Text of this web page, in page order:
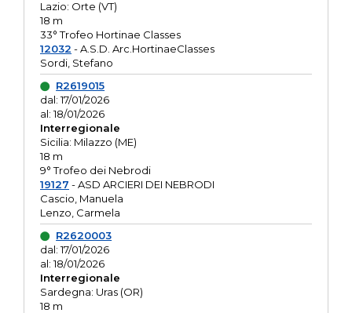
Lazio: Orte (VT)
18 m
33° Trofeo Hortinae Classes
12032 - A.S.D. Arc.HortinaeClasses
Sordi, Stefano
R2619015
dal: 17/01/2026
al: 18/01/2026
Interregionale
Sicilia: Milazzo (ME)
18 m
9° Trofeo dei Nebrodi
19127 - ASD ARCIERI DEI NEBRODI
Cascio, Manuela
Lenzo, Carmela
R2620003
dal: 17/01/2026
al: 18/01/2026
Interregionale
Sardegna: Uras (OR)
18 m